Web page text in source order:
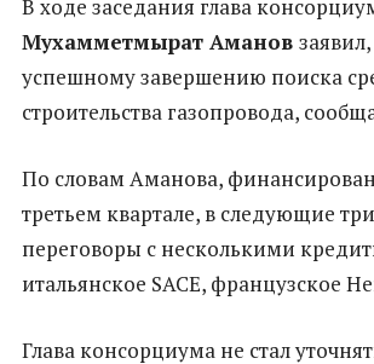
В ходе заседания глава
Мухамметмырат Аманов
успешному завершению поиска
строительства газопровода,
По словам Аманова,
третьем квартале, в следующие
переговоры с несколькими
итальянское SACE, французское
Глава консорциума не стал